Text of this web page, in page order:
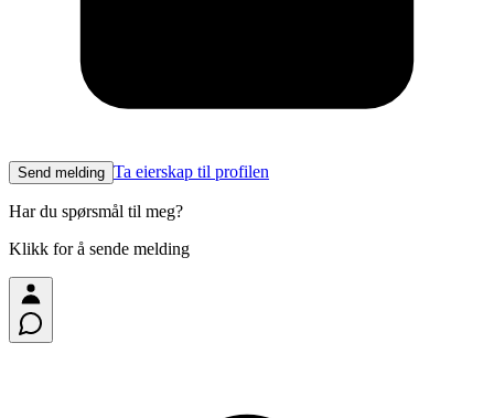
Send melding Ta eierskap til profilen
Har du spørsmål til meg?
Klikk for å sende melding